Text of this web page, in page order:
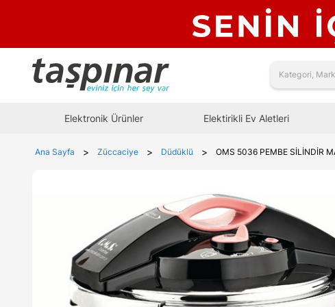
Elektronik Ürünler Elektirikli Ev Aletleri
Ana Sayfa > Züccaciye > Düdüklü > OMS 5036 PEMBE SİLİNDİR